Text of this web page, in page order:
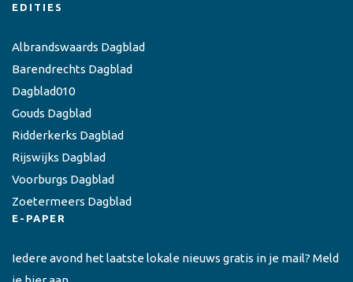
EDITIES
Albrandswaards Dagblad
Barendrechts Dagblad
Dagblad010
Gouds Dagblad
Ridderkerks Dagblad
Rijswijks Dagblad
Voorburgs Dagblad
Zoetermeers Dagblad
E-PAPER
Iedere avond het laatste lokale nieuws gratis in je mail? Meld